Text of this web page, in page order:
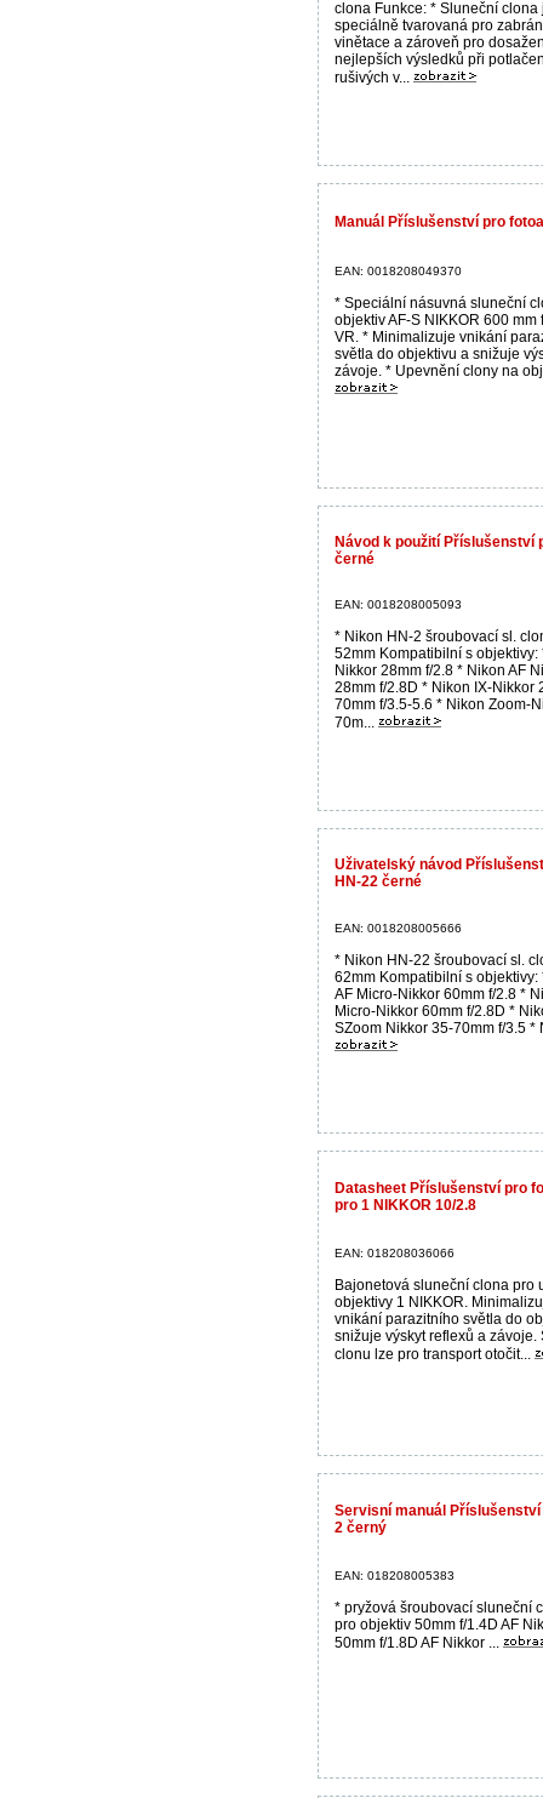
clona Funkce: * Sluneční clona
speciálně tvarovaná pro
vinětace a zároveň pro
nejlepších výsledků při
rušivých v...
Manuál Příslušenství pro
EAN: 0018208049370
* Speciální násuvná sluneční
objektiv AF-S NIKKOR 600 mm
VR. * Minimalizuje vnikání
světla do objektivu a snižuje
závoje. * Upevnění clony na
Návod k použití Příslušenství
černé
EAN: 0018208005093
* Nikon HN-2 šroubovací sl.
52mm Kompatibilní s objektivy:
Nikkor 28mm f/2.8 * Nikon AF
28mm f/2.8D * Nikon IX-Nikkor
70mm f/3.5-5.6 * Nikon Zoom-
70m...
Uživatelský návod
HN-22 černé
EAN: 0018208005666
* Nikon HN-22 šroubovací sl.
62mm Kompatibilní s objektivy:
AF Micro-Nikkor 60mm f/2.8 *
Micro-Nikkor 60mm f/2.8D *
SZoom Nikkor 35-70mm f/3.5 *
Datasheet Příslušenství pro
pro 1 NIKKOR 10/2.8
EAN: 018208036066
Bajonetová sluneční clona pro
objektivy 1 NIKKOR.
vnikání parazitního světla do
snižuje výskyt reflexů a závoje.
clonu lze pro transport otočit...
Servisní manuál
2 černý
EAN: 018208005383
* pryžová šroubovací sluneční
pro objektiv 50mm f/1.4D AF
50mm f/1.8D AF Nikkor ...